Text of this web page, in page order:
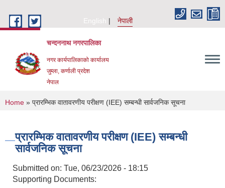
English
नेपाली
चन्दननाथ नगरपालिका
नगर कार्यपालिकाको कार्यालय
जुम्ला, कर्णाली प्रदेश
नेपाल
You are here
Home » प्रारम्भिक वातावरणीय परीक्षण (IEE) सम्बन्धी सार्वजनिक सूचना
प्रारम्भिक वातावरणीय परीक्षण (IEE) सम्बन्धी
सार्वजनिक सूचना
Submitted on: Tue, 06/23/2026 - 18:15
Supporting Documents: